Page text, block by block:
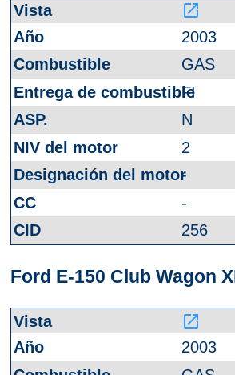
launch
2003
GAS
FI
N
2
-
-
256
Ford E-150 Club Wagon
launch
2003